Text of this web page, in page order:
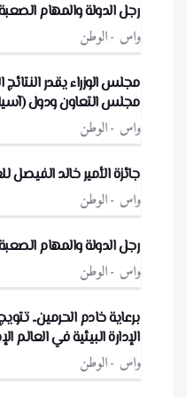
رجل الدولة والمهام
واس الوطن
مجلس الوزراء يقدر
مجلس التعاون ودول
واس الوطن
جائزة الأمير خالد الفيصل
واس الوطن
رجل الدولة والمهام
واس الوطن
الإدارة البيئية في العالم
واس الوطن